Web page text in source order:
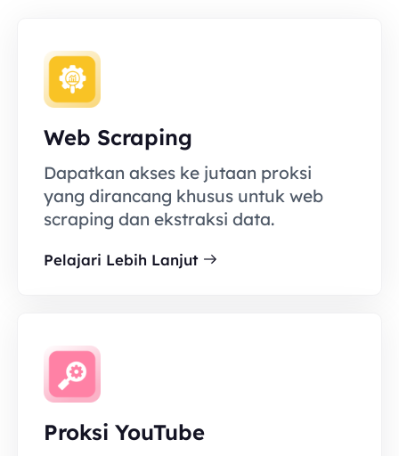
Web Scraping
Dapatkan akses ke jutaan proksi
yang dirancang khusus untuk web
scraping dan ekstraksi data.
Pelajari Lebih Lanjut
Proksi YouTube